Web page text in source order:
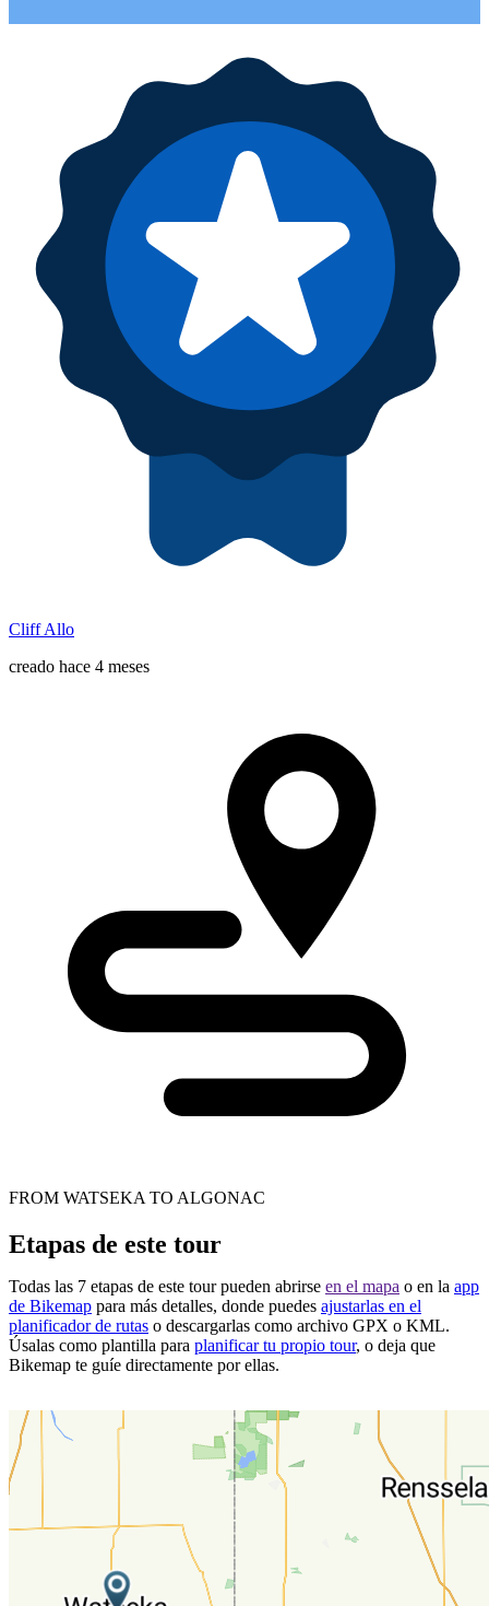
Cliff Allo
creado hace 4 meses
FROM WATSEKA TO ALGONAC
Etapas de este tour
Todas las 7 etapas de este tour pueden abrirse en el mapa o en la app
de Bikemap para más detalles, donde puedes ajustarlas en el
planificador de rutas o descargarlas como archivo GPX o KML.
Úsalas como plantilla para planificar tu propio tour, o deja que
Bikemap te guíe directamente por ellas.